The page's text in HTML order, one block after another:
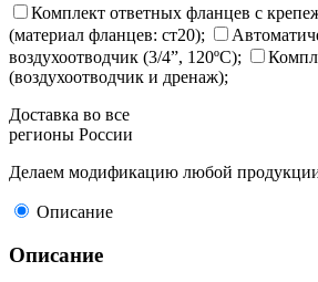
Комплект ответных фланцев с
(материал фланцев: ст20);
воздухоотводчик (3/4”, 120ºC);
(воздухоотводчик и дренаж);
Доставка во все
регионы России
Делаем модификацию любой продукции
Описание
Описание